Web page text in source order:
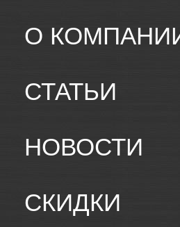
О
СТАТЬИ
НОВОСТИ
СКИДКИ